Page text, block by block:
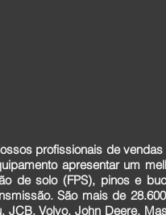
profissionais de
apresentar um
de solo (FPS), pinos e
São mais de
Volvo, John Deere,